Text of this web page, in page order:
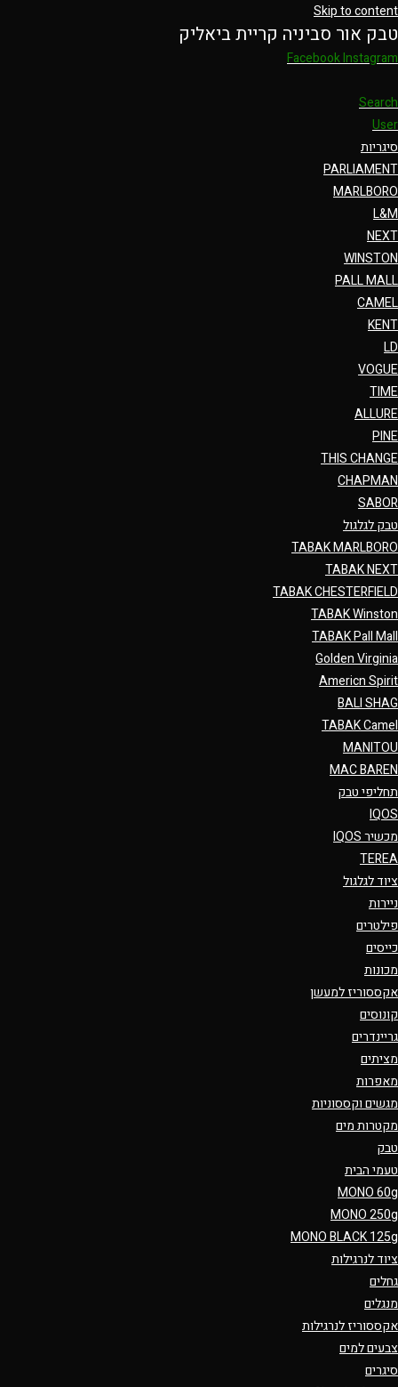
Skip to content
טבק אור סביניה קריית ביאליק
FacebookInstagram
Search
User
סיגריות
PARLIAMENT
MARLBORO
L&M
NEXT
WINSTON
PALL MALL
CAMEL
KENT
LD
VOGUE
TIME
ALLURE
PINE
THIS CHANGE
CHAPMAN
SABOR
טבק לגלגול
TABAK MARLBORO
TABAK NEXT
TABAK CHESTERFIELD
TABAK Winston
TABAK Pall Mall
Golden Virginia
Americn Spirit
BALI SHAG
TABAK Camel
MANITOU
MAC BAREN
תחליפי טבק
IQOS
מכשיר IQOS
TEREA
ציוד לגלגול
ניירות
פילטרים
כייסים
מכונות
אקססוריז למעשן
קונוסים
גריינדרים
מציתים
מאפרות
מגשים וקססוניות
מקטרות מים
טבק
טעמי הבית
MONO 60g
MONO 250g
MONO BLACK 125g
ציוד לנרגילות
גחלים
מנגלים
אקססוריז לנרגילות
צבעים למים
סיגרים